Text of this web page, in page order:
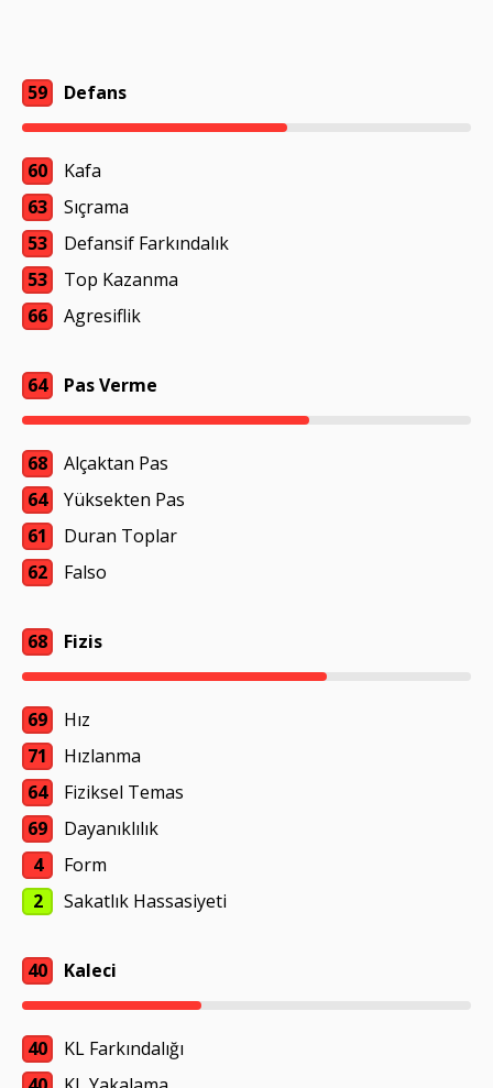
59 Defans
60
Kafa
63
Sıçrama
53
Defansif Farkındalık
53
Top Kazanma
66
Agresiflik
64 Pas Verme
68
Alçaktan Pas
64
Yüksekten Pas
61
Duran Toplar
62
Falso
68 Fizis
69
Hız
71
Hızlanma
64
Fiziksel Temas
69
Dayanıklılık
4
Form
2
Sakatlık Hassasiyeti
40 Kaleci
40
KL Farkındalığı